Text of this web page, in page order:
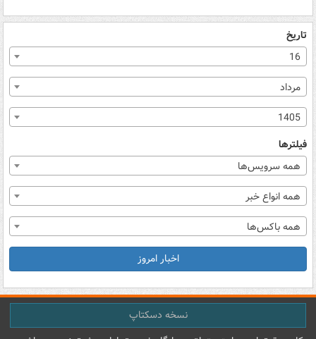
تاریخ
16
مرداد
1405
فیلترها
همه سرویس‌ها
همه انواع خبر
همه باکس‌ها
اخبار امروز
نسخه دسکتاپ